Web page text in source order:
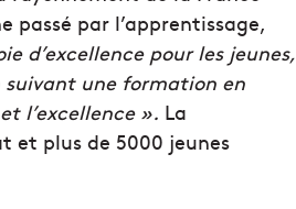
par l’apprentissage,
d’excellence pour les jeunes,
une formation en
l’excellence ». La
et plus de 5000 jeunes